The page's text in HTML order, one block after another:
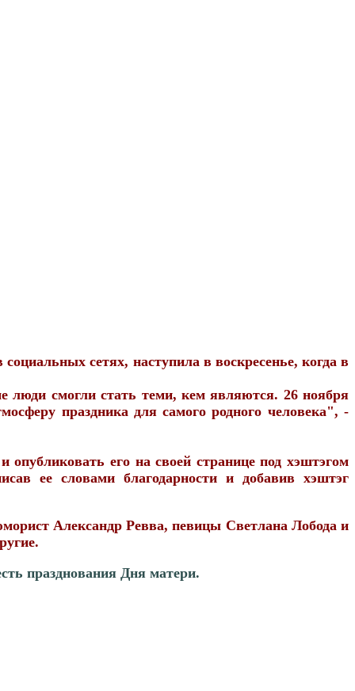
сетях, наступила в воскресенье, когда в
люди смогли стать теми, кем являются. 26 ноября
праздника для самого родного человека", -
его на своей странице под хэштэгом
ее словами благодарности и добавив хэштэг
Александр Ревва, певицы Светлана Лобода и
празднования Дня матери.